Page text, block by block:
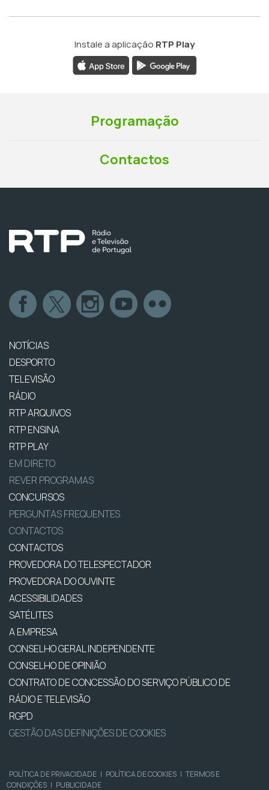
Instale a aplicação RTP Play
Programação
Contactos
NOTÍCIAS
DESPORTO
TELEVISÃO
RÁDIO
RTP ARQUIVOS
RTP ENSINA
RTP PLAY
EM DIRETO
REVER PROGRAMAS
CONCURSOS
PERGUNTAS FREQUENTES
CONTACTOS
CONTACTOS
PROVEDORA DO TELESPECTADOR
PROVEDORA DO OUVINTE
ACESSIBILIDADES
SATÉLITES
A EMPRESA
CONSELHO GERAL INDEPENDENTE
CONSELHO DE OPINIÃO
CONTRATO DE CONCESSÃO DO SERVIÇO PÚBLICO DE
RÁDIO E TELEVISÃO
RGPD
GESTÃO DAS DEFINIÇÕES DE COOKIES
POLÍTICA DE PRIVACIDADE | POLÍTICA DE COOKIES | TERMOS E
CONDIÇÕES | PUBLICIDADE